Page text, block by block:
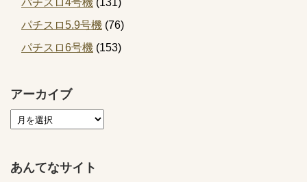
パチスロ5.9号機 (76)
パチスロ6号機 (153)
アーカイブ
あんてなサイト